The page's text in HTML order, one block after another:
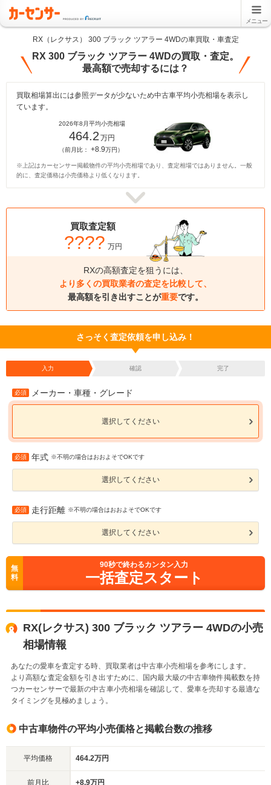
メニュー
RX（レクサス） 300 ブラック ツアラー 4WDの車買取・車査定
RX 300 ブラック ツアラー 4WDの買取・査定。
最高額で売却するには？
買取相場算出には参照データが少ないため中古車平均小売相場を表示し
ています。
2026年8月平均小売相場
464.2 万円
（前月比： +8.9万円）
※上記はカーセンサー掲載物件の平均小売相場であり、査定相場ではありません。一般
的に、査定価格は小売価格より低くなります。
買取査定額
???? 万円
RXの高額査定を狙うには、
より多くの買取業者の査定を比較して、
最高額を引き出すことが重要です。
さっそく査定依頼を申し込み！
入力 確認 完了
必須 メーカー・車種・グレード
選択してください
必須 年式 ※不明の場合はおおよそでOKです
選択してください
必須 走行距離 ※不明の場合はおおよそでOKです
選択してください
無
料
90秒で終わるカンタン入力
一括査定スタート
RX(レクサス) 300 ブラック ツアラー 4WDの小売
相場情報
あなたの愛車を査定する時、買取業者は中古車小売相場を参考にします。
より高額な査定金額を引き出すために、国内最大級の中古車物件掲載数を持
つカーセンサーで最新の中古車小売相場を確認して、愛車を売却する最適な
タイミングを見極めましょう。
中古車物件の平均小売価格と掲載台数の推移
平均価格 464.2万円
前月比 +8.9万円